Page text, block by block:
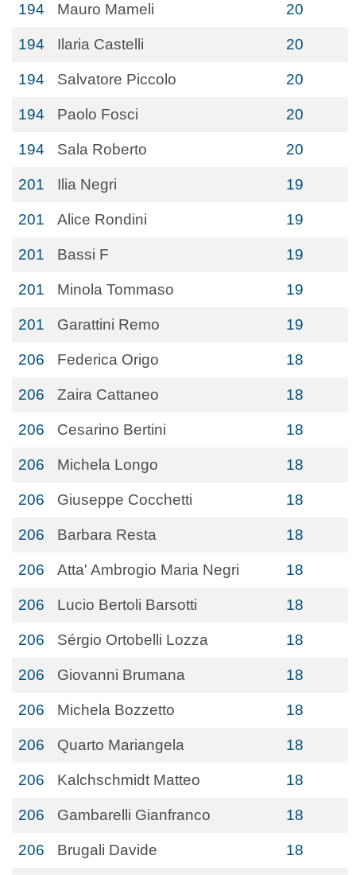
194 Mauro Mameli 20
194 Ilaria Castelli 20
194 Salvatore Piccolo 20
194 Paolo Fosci 20
194 Sala Roberto 20
201 Ilia Negri 19
201 Alice Rondini 19
201 Bassi F 19
201 Minola Tommaso 19
201 Garattini Remo 19
206 Federica Origo 18
206 Zaira Cattaneo 18
206 Cesarino Bertini 18
206 Michela Longo 18
206 Giuseppe Cocchetti 18
206 Barbara Resta 18
206 Atta' Ambrogio Maria Negri 18
206 Lucio Bertoli Barsotti 18
206 Sérgio Ortobelli Lozza 18
206 Giovanni Brumana 18
206 Michela Bozzetto 18
206 Quarto Mariangela 18
206 Kalchschmidt Matteo 18
206 Gambarelli Gianfranco 18
206 Brugali Davide 18